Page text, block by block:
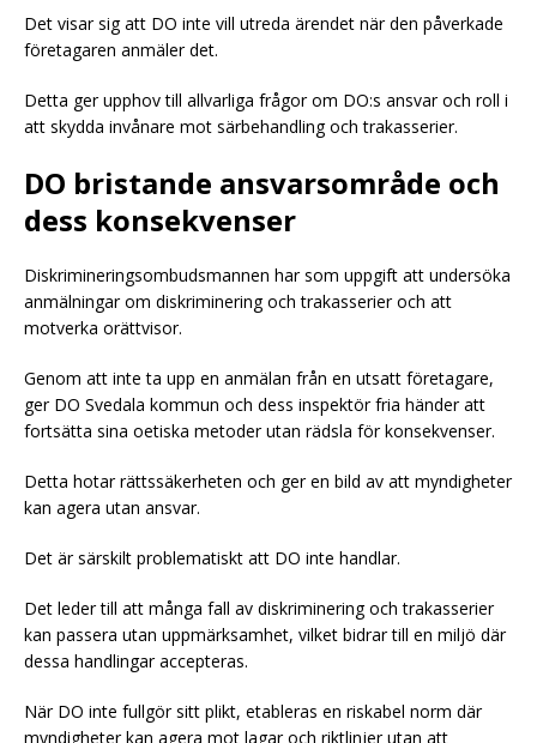
Det visar sig att DO inte vill utreda ärendet när den påverkade
företagaren anmäler det.
Detta ger upphov till allvarliga frågor om DO:s ansvar och roll i
att skydda invånare mot särbehandling och trakasserier.
DO bristande ansvarsområde och
dess konsekvenser
Diskrimineringsombudsmannen har som uppgift att undersöka
anmälningar om diskriminering och trakasserier och att
motverka orättvisor.
Genom att inte ta upp en anmälan från en utsatt företagare,
ger DO Svedala kommun och dess inspektör fria händer att
fortsätta sina oetiska metoder utan rädsla för konsekvenser.
Detta hotar rättssäkerheten och ger en bild av att myndigheter
kan agera utan ansvar.
Det är särskilt problematiskt att DO inte handlar.
Det leder till att många fall av diskriminering och trakasserier
kan passera utan uppmärksamhet, vilket bidrar till en miljö där
dessa handlingar accepteras.
När DO inte fullgör sitt plikt, etableras en riskabel norm där
myndigheter kan agera mot lagar och riktlinjer utan att